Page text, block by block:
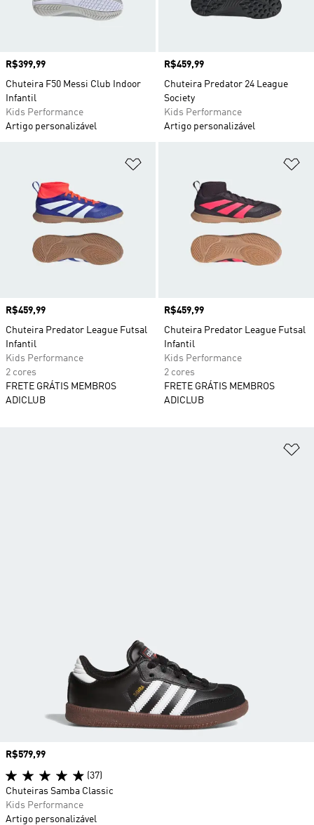
Preço
R$399,99
Chuteira F50 Messi Club Indoor
Infantil
Kids Performance
Artigo personalizável
Preço
R$459,99
Chuteira Predator 24 League
Society
Kids Performance
Artigo personalizável
Preço
R$459,99
Chuteira Predator League Futsal
Infantil
Kids Performance
2 cores
FRETE GRÁTIS MEMBROS
ADICLUB
Preço
R$459,99
Chuteira Predator League Futsal
Infantil
Kids Performance
2 cores
FRETE GRÁTIS MEMBROS
ADICLUB
Preço
R$579,99
(37)
Chuteiras Samba Classic
Kids Performance
Artigo personalizável